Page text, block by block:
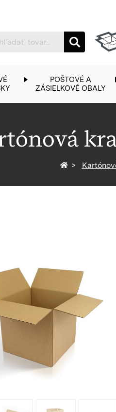
POŠTOVÉ A
ZÁSIELKOVÉ OBALY
Späť na